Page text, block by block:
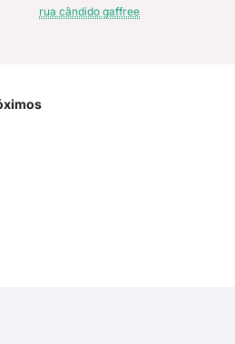
rua cândido gaffree